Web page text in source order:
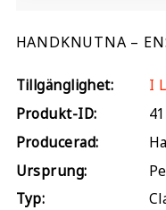
HANDKNUTNA –
Tillgänglighet:
I
Produkt-ID:
Producerad:
Ursprung:
Typ: